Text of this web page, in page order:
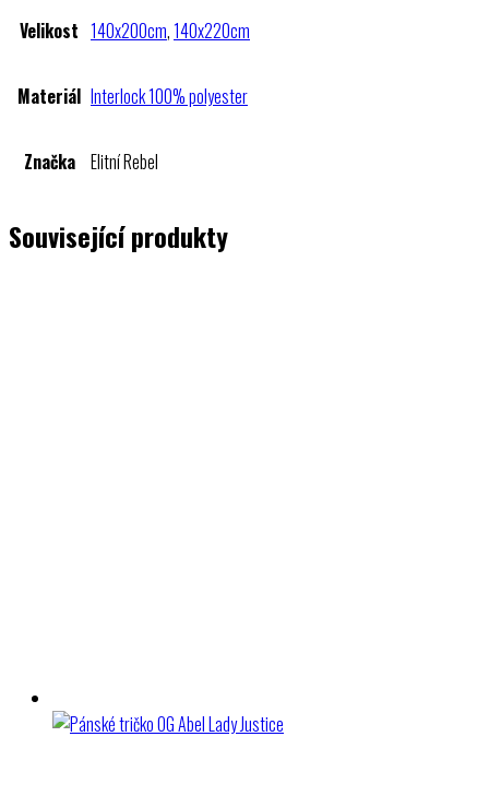
Velikost 140x200cm,140x220cm
Materiál Interlock 100% polyester
Značka Elitní Rebel
Související produkty